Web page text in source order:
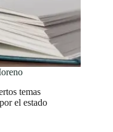
temas
el estado